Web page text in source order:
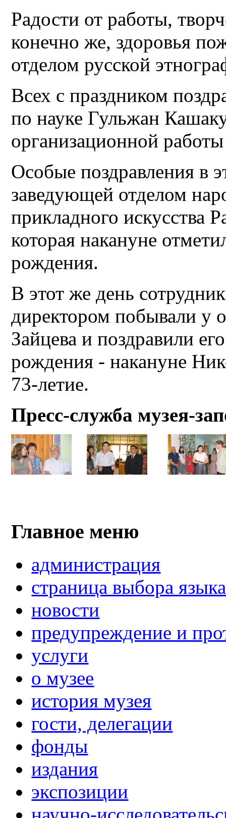
Радости от работы,
конечно же, здоровья
отделом русской
Всех с праздником
по науке Гульжан
организационной
Особые поздравления в
заведующей отделом
прикладного искусства
которая накануне
рождения.
В этот же день
директором побывали у
Зайцева и поздравили
рождения - накануне
73-летие.
Пресс-служба музея-
Главное меню
администрация
страница выбора языка
новости
предупреждение и
услуги
о музее
история музея
гости, делегации
фонды
издания
экспозиции